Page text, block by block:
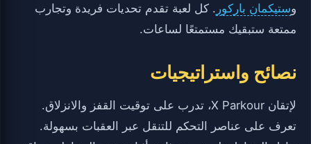
وستيكمان باركور . كل لعبة تقدم تحديات فريدة وتجارب
ممتعة ستبقيك مستمتعًا لساعات.
نصائح واستراتيجيات
لإتقان X Parkour، تدرب على توقيت القفز والانزلاق.
تعرف على عناصر التحكم للتنقل عبر العقبات بسهولة.